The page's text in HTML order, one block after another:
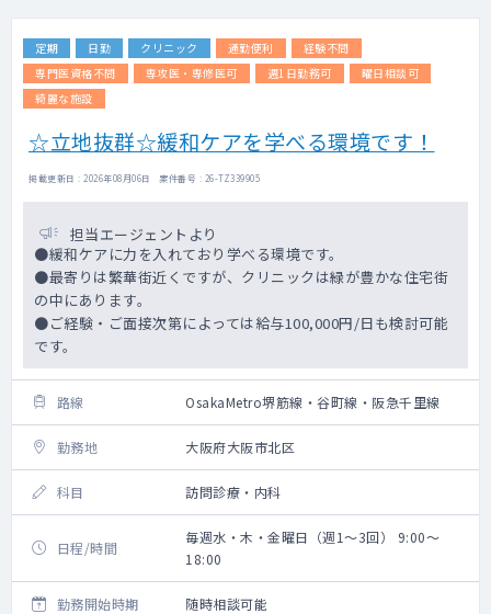
定期 日勤 クリニック 通勤便利
経験不問
専門医資格不問
専攻医・専修医可 週1日勤務可
曜日相談可
綺麗な施設
☆立地抜群☆緩和ケアを学べる環境です！
掲載更新日 : 2026年08月06日 案件番号 : 26-TZ339905
担当エージェントより
●緩和ケアに力を入れており学べる環境です。
●最寄りは繁華街近くですが、クリニックは緑が豊かな住宅街
の中にあります。
●ご経験・ご面接次第によっては給与100,000円/日も検討可能
です。
路線 OsakaMetro堺筋線・谷町線・阪急千里線
勤務地 大阪府大阪市北区
科目 訪問診療・内科
日程/時間
毎週水・木・金曜日（週1～3回） 9:00～
18:00
勤務開始時期 随時相談可能